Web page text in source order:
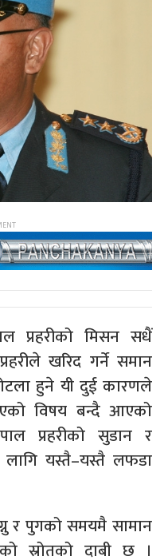
प्रहरीको मिसन सधैं
खरिद गर्ने समान
हुने यी दुई कारणले
विषय बन्दै आएको
प्रहरीको सुडान र
लागि यस्तै–यस्तै लफडा
र पुगको समयमै सामान
स्रोतको दाबी छ ।